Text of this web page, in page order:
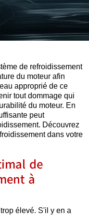
de refroidissement
du moteur afin
approprié de ce
tout dommage qui
du moteur. En
peut
Découvrez
dans votre
de
à
élevé. S'il y en a